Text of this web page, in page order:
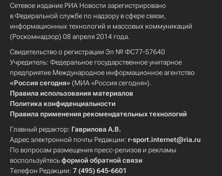
Сетевое издание РИА Новости зарегистрировано
в Федеральной службе по надзору в сфере связи,
информационных технологий и массовых коммуникаций
(Роскомнадзор) 08 апреля 2014 года.
Свидетельство о регистрации Эл № ФС77-57640
Учредитель: Федеральное государственное унитарное
предприятие Международное информационное агентство
«Россия сегодня» (МИА «Россия сегодня»).
Правила использования материалов
Политика конфиденциальности
Правила применения рекомендательных технологий
Главный редактор: Гаврилова А.В.
Адрес электронной почты Редакции: r-sport.internet@ria.ru
По вопросам размещения пресс-релизов и рекламы
воспользуйтесьформой обратной связи
Телефон Редакции: 7 (495) 645-6601